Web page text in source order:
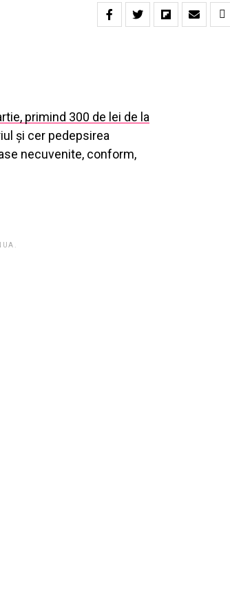
primind 300 de lei de la
și cer pedepsirea
necuvenite, conform,